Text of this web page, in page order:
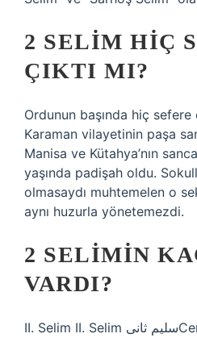
2 SELIM HIÇ
ÇIKTI MI?
Ordunun başında hiç sefere
Karaman vilayetinin paşa
Manisa ve Kütahya’nın
yaşında padişah oldu.
olmasaydı muhtemelen o
aynı huzurla yönetemezdi.
2 SELIMIN
VARDI?
II. Selim II. Selim سليم ثانىCenaze Ayasofya,